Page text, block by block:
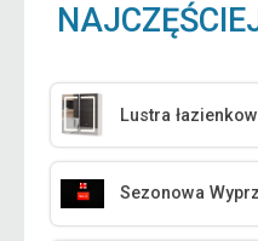
Lustra
Sezonowa